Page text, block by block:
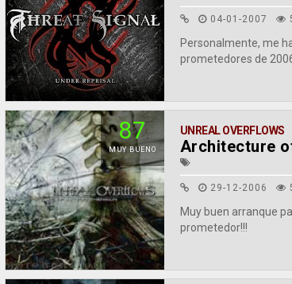
04-01-2007
Personalmente, me
prometedores de
87
MUY BUENO
UNREAL OVERFLOWS
Architecture
29-12-2006
Muy buen arranque
prometedor!!!